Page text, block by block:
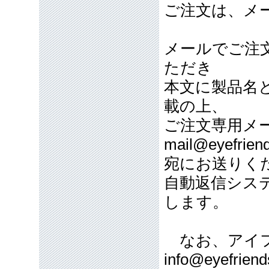
ご注文は、メ
メールでご注
ただき
本文に製品名
載の上、
ご注文専用
宛にお送りく
自動返信シス
します。
なお、アイ